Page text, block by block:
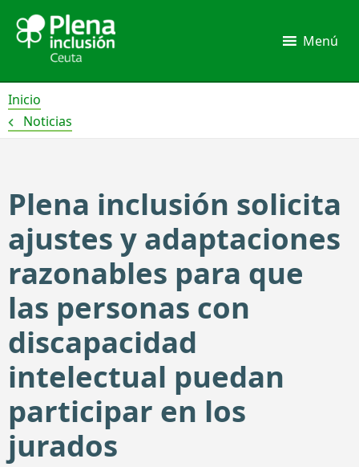
contenido
Menú
Inicio
Noticias
Plena inclusión solicita
ajustes y adaptaciones
razonables para que
las personas con
discapacidad
intelectual puedan
participar en los
jurados